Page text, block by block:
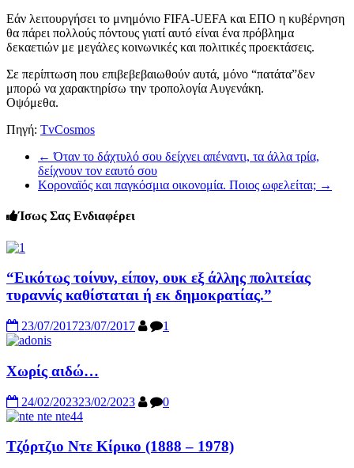
Εάν λειτουργήσει το μνημόνιο FIFA-UEFA και ΕΠΟ η κυβέρνηση
θα πάρει πολλούς πόντους γιατί αυτό είναι ένα πρόβλημα
δεκαετιών με μεγάλες κοινωνικές και πολιτικές προεκτάσεις.
Σε περίπτωση που επιβεβεβαιωθούν αυτά, μόνο “πατάτα”δεν
μπορώ να χαρακτηρίσω την τροπολογία Αυγενάκη.
Οψόμεθα.
Πηγή: TvCosmos
← Όταν το δάχτυλό σου δείχνει απέναντι, τα άλλα τρία,
δείχνουν τον εαυτό σου
Κοροναϊός και παγκόσμια οικονομία. Ποιος ωφελείται; →
Ίσως Σας Ενδιαφέρει
“Εικότως τοίνυν, είπον, ουκ εξ άλλης πολιτείας
τυραννίς καθίσταται ή εκ δημοκρατίας.”
23/07/201723/07/2017 1
Χωρίς αιδώ…
24/02/202323/02/2023 0
Τζόρτζιο Ντε Κίρικο (1888 – 1978)